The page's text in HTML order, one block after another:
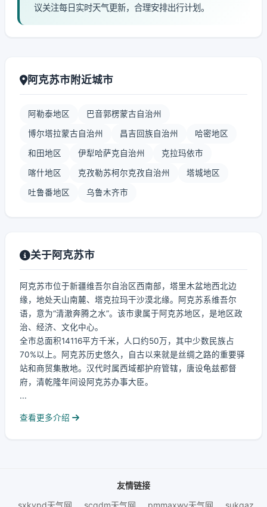
议关注每日实时天气更新，合理安排出行计划。
阿克苏市附近城市
阿勒泰地区 巴音郭楞蒙古自治州
博尔塔拉蒙古自治州 昌吉回族自治州 哈密地区
和田地区 伊犁哈萨克自治州 克拉玛依市
喀什地区 克孜勒苏柯尔克孜自治州 塔城地区
吐鲁番地区 乌鲁木齐市
关于阿克苏市
阿克苏市位于新疆维吾尔自治区西南部，塔里木盆地西北边
缘，地处天山南麓、塔克拉玛干沙漠北缘。阿克苏系维吾尔
语，意为“清澈奔腾之水”。该市隶属于阿克苏地区，是地区政
治、经济、文化中心。
全市总面积14116平方千米，人口约50万，其中少数民族占
70%以上。阿克苏历史悠久，自古以来就是丝绸之路的重要驿
站和商贸集散地。汉代时属西域都护府管辖，唐设龟兹都督
府，清乾隆年间设阿克苏办事大臣。
...
查看更多介绍
友情链接
sxkvpd天气网
scqdm天气网 pmmaxwy天气网 sukqaz